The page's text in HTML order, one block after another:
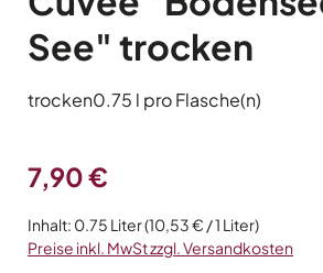
See" trocken
trocken0.75 l pro Flasche(n)
Regulärer Preis:
7,90 €
Inhalt: 0.75 Liter(10,53 € / 1 Liter)
Preise inkl. MwSt zzgl. Versandkosten